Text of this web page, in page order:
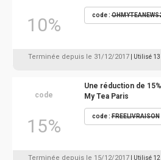
10% code :
Terminée depuis le 31/12/2017 | Utilisé
code
15%
Une réduction de
My Tea Paris
code :FREELIVRAISON
Terminée depuis le 15/12/2017 | Utilisé